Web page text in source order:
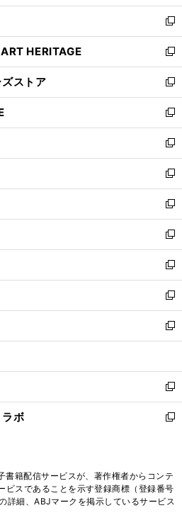
ウ
で
開
く
ン
ド
ウ
で
開
く
新
し
い
ウ
ィ
ン
ド
ウ
で
開
く
HERITAGE
新
し
い
ウ
ィ
ン
ド
ウ
で
開
く
ストア
新
し
い
ウ
ィ
ン
ド
ウ
で
開
く
新
し
い
ウ
ィ
ン
ド
ウ
で
開
く
新
し
い
ウ
ィ
ン
ド
ウ
で
開
く
新
し
い
ウ
ィ
ン
ド
ウ
で
開
く
新
し
い
ウ
ィ
ン
ド
ウ
で
開
新
し
い
ウ
ィ
ン
ド
ウ
開
く
新
し
い
ウ
ィ
ン
ウ
で
開
く
新
し
い
ウ
ン
ド
ウ
で
新
し
ウ
ィ
ン
ド
く
新
し
い
ド
ウ
で
ボ
新
ィ
ン
ド
籍配信サービスが、著作権者からコンテ
ビスであることを示す登録商標（登録番号
詳細、ABJマークを掲示しているサービス